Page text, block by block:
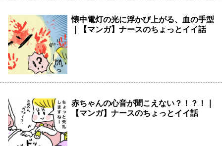
懐中電灯の光に浮かび上がる、血の手型
｜【マンガ】ナースのちょっとイイ話
赤ちゃんの心音が聞こえない？！？！｜
【マンガ】ナースのちょっとイイ話